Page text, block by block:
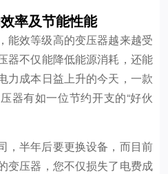
率及节能性能
能效等级高的变压器越来越受
器不仅能降低能源消耗，还能
力成本日益上升的今天，一款
器有如一位节约开支的“好伙
，半年后要更换设备，而目前
变压器，您不仅损失了电费成